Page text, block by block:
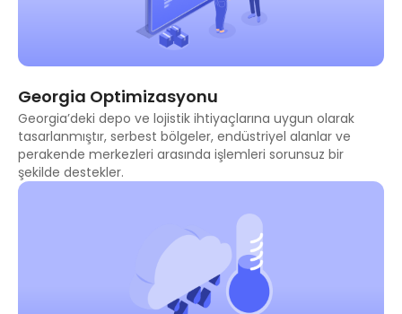
Georgia Optimizasyonu
Georgia’deki depo ve lojistik ihtiyaçlarına uygun olarak
tasarlanmıştır, serbest bölgeler, endüstriyel alanlar ve
perakende merkezleri arasında işlemleri sorunsuz bir
şekilde destekler.